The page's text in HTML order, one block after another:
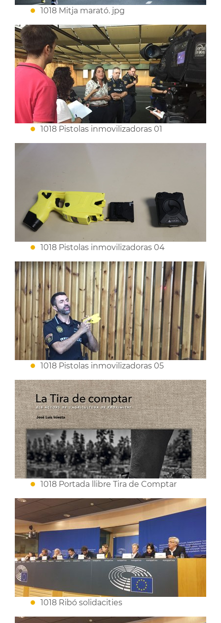
1018 Mitja marató. jpg
1018 Pistolas inmovilizadoras 01
1018 Pistolas inmovilizadoras 04
1018 Pistolas inmovilizadoras 05
1018 Portada llibre Tira de Comptar
1018 Ribó solidacities